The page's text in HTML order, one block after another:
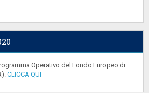
Operativo del Fondo Europeo di
CLICCA QUI